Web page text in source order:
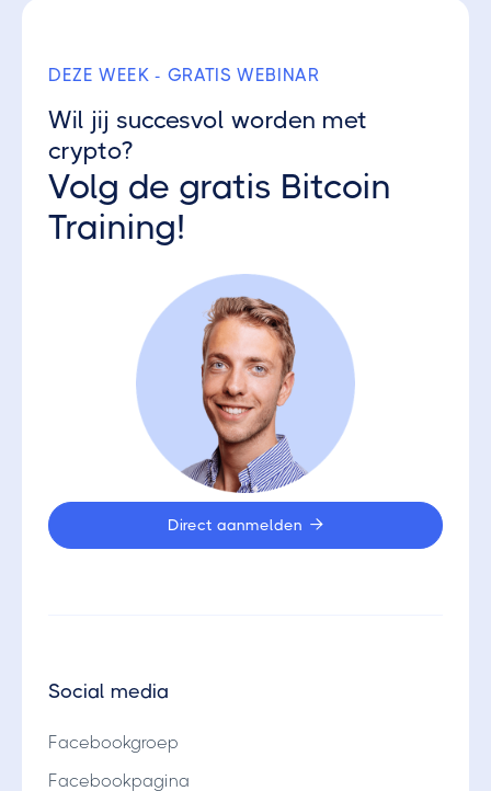
DEZE WEEK - GRATIS WEBINAR
Wil jij succesvol worden met
crypto?
Volg de gratis Bitcoin
Training!
Direct aanmelden 
Social media
Facebookgroep
Facebookpagina